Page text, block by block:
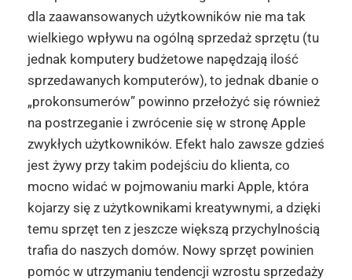
dla zaawansowanych użytkowników nie ma tak
wielkiego wpływu na ogólną sprzedaż sprzętu (tu
jednak komputery budżetowe napędzają ilość
sprzedawanych komputerów), to jednak dbanie o
„prokonsumerów” powinno przełożyć się również
na postrzeganie i zwrócenie się w stronę Apple
zwykłych użytkowników. Efekt halo zawsze gdzieś
jest żywy przy takim podejściu do klienta, co
mocno widać w pojmowaniu marki Apple, która
kojarzy się z użytkownikami kreatywnymi, a dzięki
temu sprzęt ten z jeszcze większą przychylnością
trafia do naszych domów. Nowy sprzęt powinien
pomóc w utrzymaniu tendencji wzrostu sprzedaży